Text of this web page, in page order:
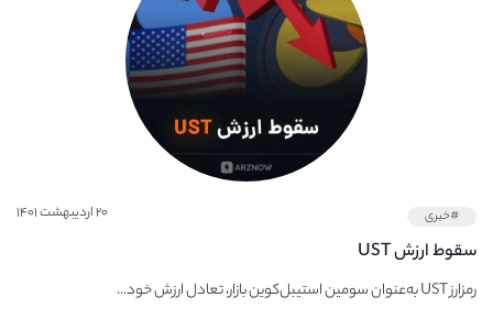
#خبری ۲۰ اردیبهشت ۱۴۰۱
سقوط ارزش UST
رمزارز UST به‌عنوان سومین استیبل‌کوین بازار، تعادل ارزش خود...